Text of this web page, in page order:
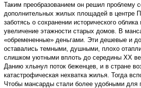
Таким преобразованием он решил проблему
дополнительных жилых площадей в центре
заботясь о сохранении исторического
увеличение этажности старых домов. В
«обремененные» деньгами. Эти дешевые и
оставались темными, душными, плохо
слишком уютными вплоть до середины XX
Данию хлынул поток беженцев, и в стране
катастрофическая нехватка жилья. Тогда
Чтобы мансарды стали более удобными для